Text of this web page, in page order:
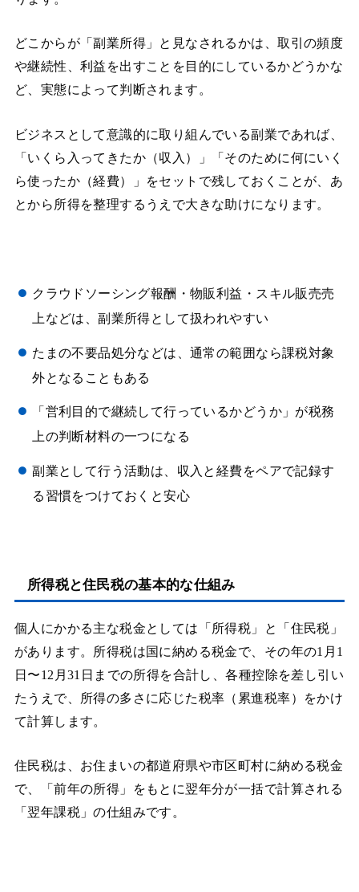
どこからが「副業所得」と見なされるかは、取引の頻度
や継続性、利益を出すことを目的にしているかどうかな
ど、実態によって判断されます。
ビジネスとして意識的に取り組んでいる副業であれば、
「いくら入ってきたか（収入）」「そのために何にいく
ら使ったか（経費）」をセットで残しておくことが、あ
とから所得を整理するうえで大きな助けになります。
クラウドソーシング報酬・物販利益・スキル販売売
上などは、副業所得として扱われやすい
たまの不要品処分などは、通常の範囲なら課税対象
外となることもある
「営利目的で継続して行っているかどうか」が税務
上の判断材料の一つになる
副業として行う活動は、収入と経費をペアで記録す
る習慣をつけておくと安心
所得税と住民税の基本的な仕組み
個人にかかる主な税金としては「所得税」と「住民税」
があります。所得税は国に納める税金で、その年の1月1
日〜12月31日までの所得を合計し、各種控除を差し引い
たうえで、所得の多さに応じた税率（累進税率）をかけ
て計算します。
住民税は、お住まいの都道府県や市区町村に納める税金
で、「前年の所得」をもとに翌年分が一括で計算される
「翌年課税」の仕組みです。